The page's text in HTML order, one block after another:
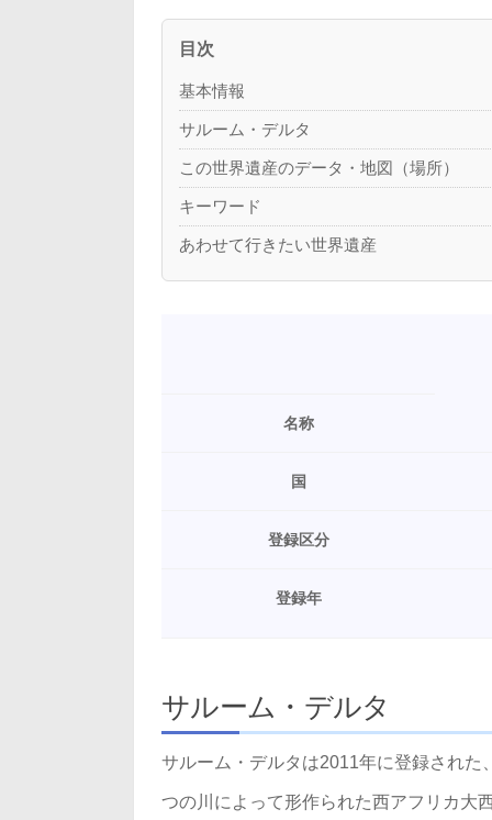
目次
基本情報
サルーム・デルタ
この世界遺産のデータ・地図（場所）
キーワード
あわせて行きたい世界遺産
名称
国
登録区分
登録年
サルーム・デルタ
サルーム・デルタは2011年に登録され
つの川によって形作られた西アフリカ大